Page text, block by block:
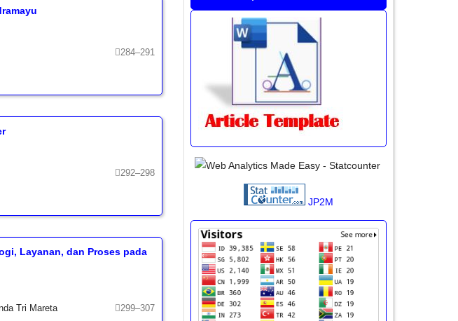
284–291
292–298
Layanan, dan Proses pada
Tri Mareta 299–307
JP2M